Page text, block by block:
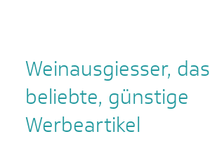
Weinausgiesser, das
beliebte, günstige
Werbeartikel